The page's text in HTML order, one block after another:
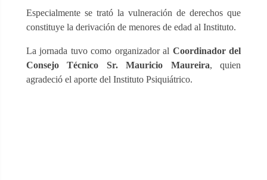
Especialmente se trató la vulneración de derechos que
constituye la derivación de menores de edad al Instituto.
La jornada tuvo como organizador al Coordinador del
Consejo Técnico Sr. Mauricio Maureira, quien
agradeció el aporte del Instituto Psiquiátrico.